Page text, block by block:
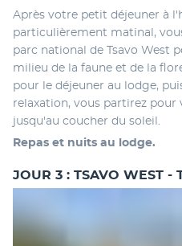
Après votre petit déjeuner à
particulièrement matinal,
parc national de Tsavo West
milieu de la faune et de la
pour le déjeuner au lodge,
relaxation, vous partirez pour
jusqu'au coucher du soleil.
Repas et nuits au lodge.
JOUR 3 : TSAVO WEST -